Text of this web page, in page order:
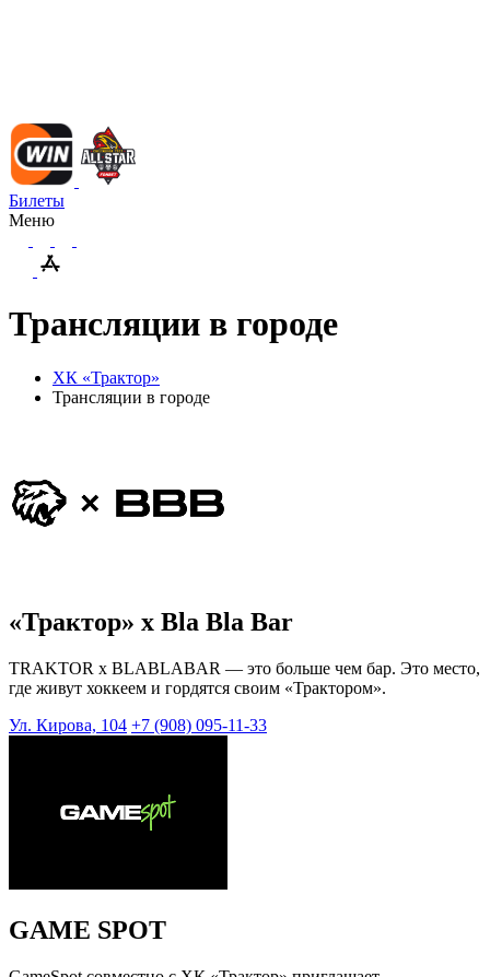
Билеты
Меню
Трансляции в городе
ХК «Трактор»
Трансляции в городе
«Трактор» х Bla Bla Bar
TRAKTOR x BLABLABAR — это больше чем бар. Это место,
где живут хоккеем и гордятся своим «Трактором».
Ул. Кирова, 104 +7 (908) 095-11-33
GAME SPOT